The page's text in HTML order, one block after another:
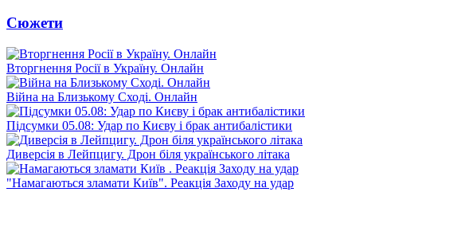
Сюжети
Вторгнення Росії в Україну. Онлайн
Війна на Близькому Сході. Онлайн
Підсумки 05.08: Удар по Києву і брак антибалістики
Диверсія в Лейпцигу. Дрон біля українського літака
"Намагаються зламати Київ". Реакція Заходу на удар